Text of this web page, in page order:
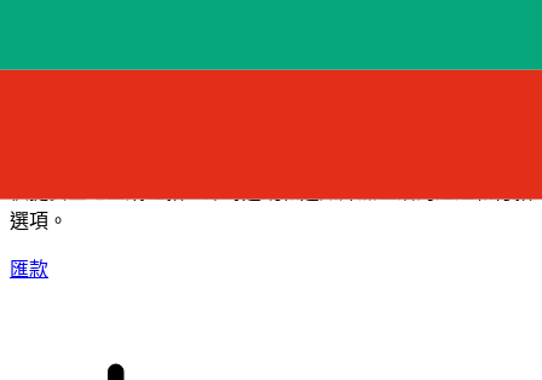
選項。
匯款